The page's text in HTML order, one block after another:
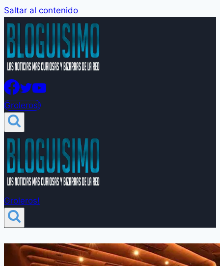
Saltar al contenido
Groleros!
Groleros!